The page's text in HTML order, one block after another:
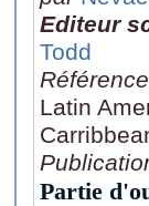
Editeur
Todd
Référence
Latin
Partie